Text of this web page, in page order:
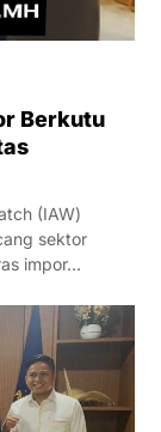
Berkutu
(IAW)
sektor
impor…